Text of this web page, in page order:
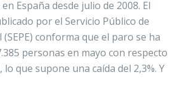
España desde julio de 2008. El
por el Servicio Público de
(SEPE) conforma que el paro se ha
personas en mayo con respecto
lo que supone una caída del 2,3%. Y